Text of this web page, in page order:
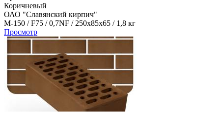
Коричневый
ОАО "Славянский кирпич"
М-150 /F75 /0,7NF /250х85х65 / 1,8 кг
Просмотр